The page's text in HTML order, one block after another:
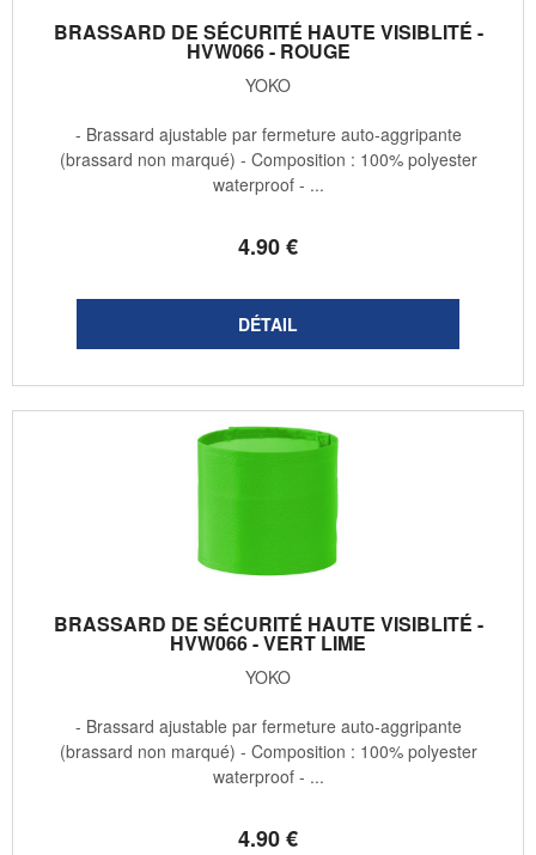
BRASSARD DE SÉCURITÉ HAUTE VISIBLITÉ -
HVW066 - ROUGE
YOKO
4.90€
- Brassard ajustable par fermeture auto-aggripante
(brassard non marqué) - Composition : 100% polyester
waterproof - ...
BRASSARD DE SÉCURITÉ HAUTE VISIBLITÉ -
HVW066 - VERT LIME
YOKO
4.90€
- Brassard ajustable par fermeture auto-aggripante
(brassard non marqué) - Composition : 100% polyester
waterproof - ...